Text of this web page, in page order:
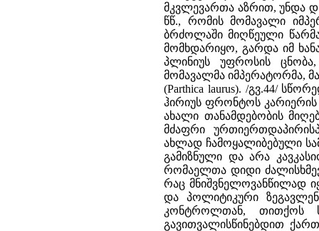
მკვლევართა აზრით, უნდა
წწ., რომის მომავალი
ბრძოლაში მიღწეული
მომხდარიყო, გარდა იმ
პლინიუს უფროსის
მომავალმა იმპერატორმა,
(Parthica laurus). /გვ.44/
ჰირიუს ფრონტოს კარიერის
ახალი თანამდებობის
მძაფრი
ახლად ჩამოყალიბებული
გამიზნული და არა
რომაელთა დიდი
რაც მნიშვნელოვანწილად
და პოლიტიკური
კონტროლთან, თითქოს
გავითვალისწინებდით